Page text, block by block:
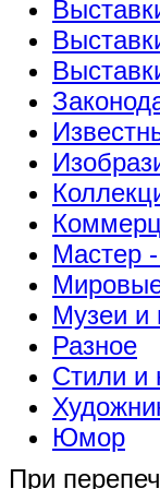
Мастер
Музеи и
Разное
Стили и
Юмор
При